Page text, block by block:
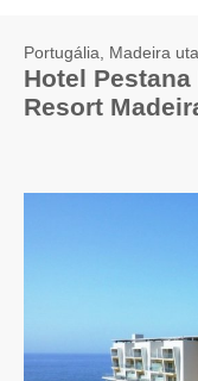
Portugália, Madeira
Hotel
Resort